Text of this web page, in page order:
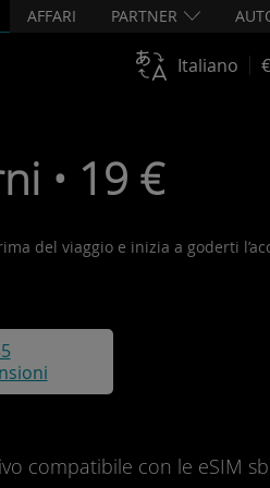
AFFARI PARTNER
Italiano
• 19 €
del viaggio e inizia a goderti
compatibile con le eSIM